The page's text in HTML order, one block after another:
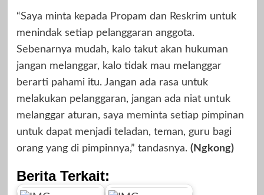
“Saya minta kepada Propam dan Reskrim untuk
menindak setiap pelanggaran anggota.
Sebenarnya mudah, kalo takut akan hukuman
jangan melanggar, kalo tidak mau melanggar
berarti pahami itu. Jangan ada rasa untuk
melakukan pelanggaran, jangan ada niat untuk
melanggar aturan, saya meminta setiap pimpinan
untuk dapat menjadi teladan, teman, guru bagi
orang yang di pimpinnya,” tandasnya. (Ngkong)
Berita Terkait: